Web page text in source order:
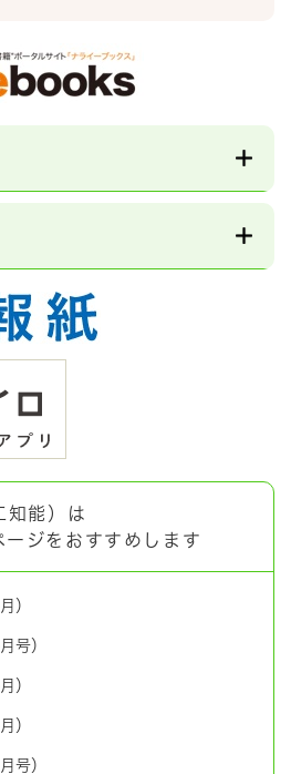
知能）は
ージをおすすめします
）
号）
）
）
号）